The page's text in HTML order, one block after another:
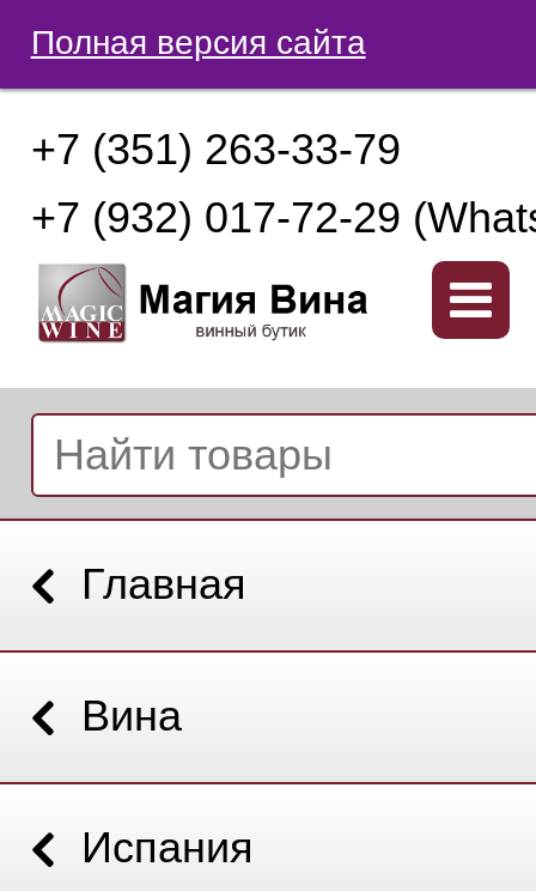
Полная версия сайта
+7 (351) 263-33-79
+7 (932) 017-72-29
Главная
Вина
Испания